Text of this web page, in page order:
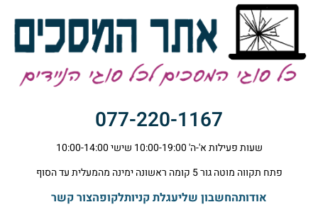
077-220-1167
שעות פעילות א'-ה' 10:00-19:00 שישי 10:00-14:00
פתח תקווה מוטה גור 5 קומה ראשונה ימינה מהמעלית עד הסוף
אודותהחשבון שליעגלת קניותלקופהצור קשר